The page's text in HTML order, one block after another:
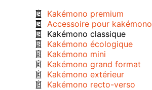
Kakémono premium
Accessoire pour kakémono
Kakémono classique
Kakémono écologique
Kakémono mini
Kakémono grand format
Kakémono extérieur
Kakémono recto-verso